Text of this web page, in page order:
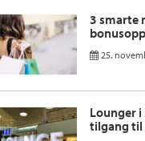
3 smarte
25.
Lounger
tilgang